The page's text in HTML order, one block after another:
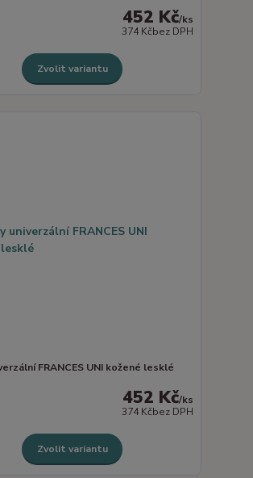
452 Kč/ks
374 Kčbez DPH
Zvolit variantu
FRANCES UNI kožené lesklé
452 Kč/ks
374 Kčbez DPH
Zvolit variantu